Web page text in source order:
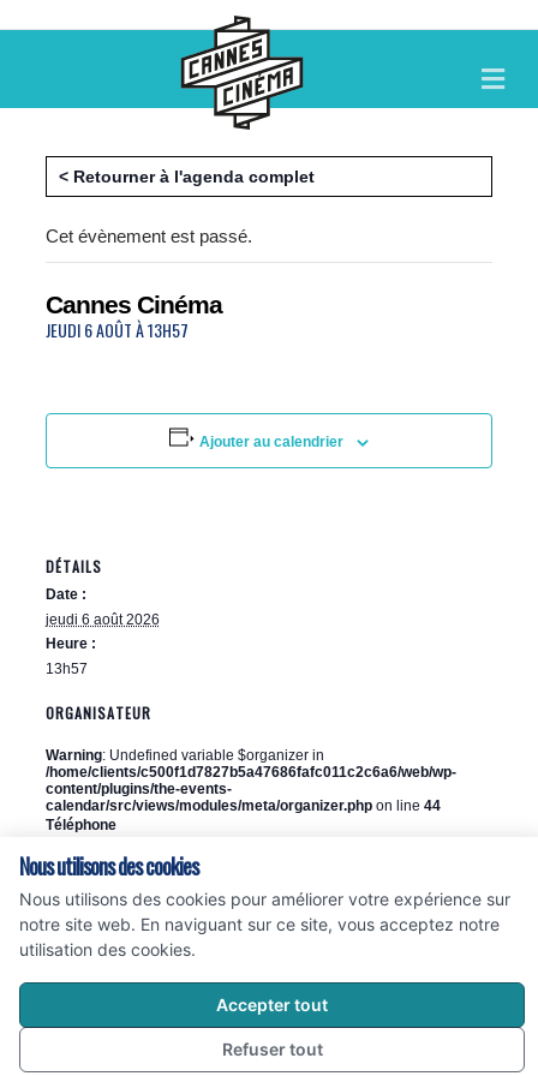
M
E
N
< Retourner à l'agenda complet
Cet évènement est passé.
Cannes Cinéma
JEUDI 6 AOÛT À 13H57
Ajouter au calendrier
DÉTAILS
Date :
jeudi 6 août 2026
Heure :
13h57
ORGANISATEUR
Warning: Undefined variable $organizer in
/home/clients/c500f1d7827b5a47686fafc011c2c6a6/web/wp-
content/plugins/the-events-
calendar/src/views/modules/meta/organizer.phpon line 44
Téléphone
E-mail
fanny.bares@cannes-cinema.com
Accueil Programme
Nous utilisons des cookies
Nous utilisons des cookies pour améliorer votre expérience sur
notre site web. En naviguant sur ce site, vous acceptez notre
utilisation des cookies.
Accepter tout
Refuser tout